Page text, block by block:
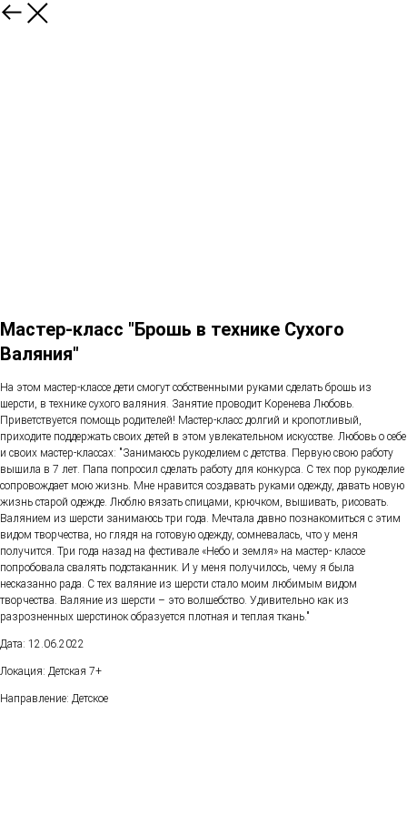
Мастер-класс "Брошь в технике Сухого
Валяния"
На этом мастер-классе дети смогут собственными руками сделать брошь из
шерсти, в технике сухого валяния. Занятие проводит Коренева Любовь.
Приветствуется помощь родителей! Мастер-класс долгий и кропотливый,
приходите поддержать своих детей в этом увлекательном искусстве. Любовь о себе
и своих мастер-классах: "Занимаюсь рукоделием с детства. Первую свою работу
вышила в 7 лет. Папа попросил сделать работу для конкурса. С тех пор рукоделие
сопровождает мою жизнь. Мне нравится создавать руками одежду, давать новую
жизнь старой одежде. Люблю вязать спицами, крючком, вышивать, рисовать.
Валянием из шерсти занимаюсь три года. Мечтала давно познакомиться с этим
видом творчества, но глядя на готовую одежду, сомневалась, что у меня
получится. Три года назад на фестивале «Небо и земля» на мастер- классе
попробовала свалять подстаканник. И у меня получилось, чему я была
несказанно рада. С тех валяние из шерсти стало моим любимым видом
творчества. Валяние из шерсти – это волшебство. Удивительно как из
разрозненных шерстинок образуется плотная и теплая ткань."
Дата: 12.06.2022
Локация: Детская 7+
Направление: Детское